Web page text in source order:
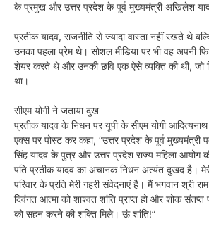
के प्रमुख और उत्तर प्रदेश के पूर्व मुख्यमंत्री अखिलेश
प्रतीक यादव, राजनीति से ज्यादा वास्ता नहीं रखते थे
उनका पहला प्रेम थे। सोशल मीडिया पर भी वह अपनी
शेयर करते थे और उनकी छवि एक ऐसे व्यक्ति की थी, जो
था।
सीएम योगी ने जताया दुख
प्रतीक यादव के निधन पर यूपी के सीएम योगी
एक्स पर पोस्ट कर कहा, “उत्तर प्रदेश के पूर्व मुख्यमंत्री
सिंह यादव के पुत्र और उत्तर प्रदेश राज्य महिला आयोग
पति प्रतीक यादव का अचानक निधन अत्यंत दुखद है।
परिवार के प्रति मेरी गहरी संवेदनाएं है। मैं भगवान श्री
दिवंगत आत्मा को शाश्वत शांति प्राप्त हो और शोक संतप्त
को सहन करने की शक्ति मिले। ऊं शांति!”